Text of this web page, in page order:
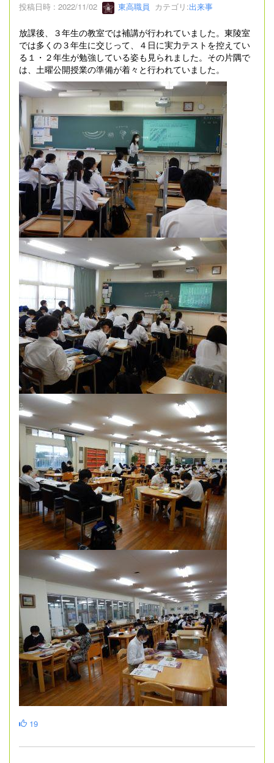
投稿日時 : 2022/11/02 東高職員 カテゴリ:出来事
放課後、３年生の教室では補講が行われていました。東陵室
では多くの３年生に交じって、４日に実力テストを控えてい
る１・２年生が勉強している姿も見られました。その片隅で
は、土曜公開授業の準備が着々と行われていました。
19